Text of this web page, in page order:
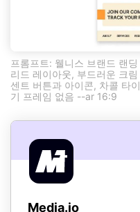
프롬프트: 웰니스 브랜드 랜
리드 레이아웃, 부드러운 크
센트 버튼과 아이콘, 차콜 타
기 프레임 없음 --ar 16:9
Media.io